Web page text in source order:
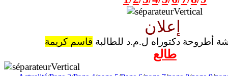
أطروحة دكتوراه ل.م.د للطالبة قاسم كريمة
طالع